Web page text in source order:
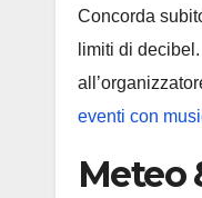
Concorda
limiti di
eventi con
Meteo